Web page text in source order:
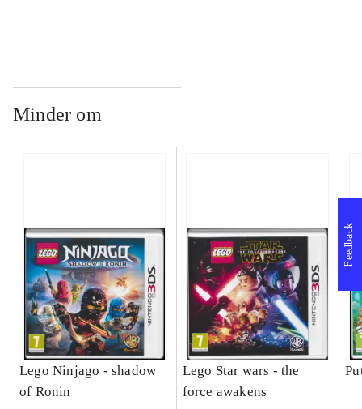
Minder om
Lego Ninjago - shadow
of Ronin
Lego Star wars - the
force awakens
Feedback